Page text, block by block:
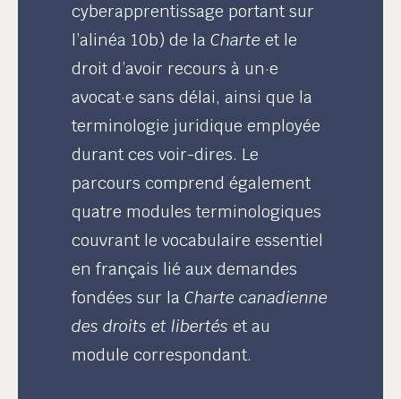
cyberapprentissage portant sur
l’alinéa 10b) de laCharte et le
droit d’avoir recours à un·e
avocat·e sans délai, ainsi que la
terminologie juridique employée
durant ces voir-dires. Le
parcours comprend également
quatre modules terminologiques
couvrant le vocabulaire essentiel
en français lié aux demandes
fondées sur laCharte canadienne
des droits et libertés et au
module correspondant.